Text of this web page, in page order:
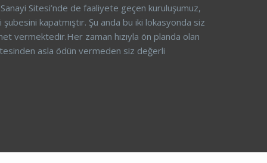
Sitesi’nde de faaliyete geçen kuruluşumuz,
kapatmıştır. Şu anda bu iki lokasyonda siz
vermektedir.Her zaman hızıyla ön planda olan
asla ödün vermeden siz değerli